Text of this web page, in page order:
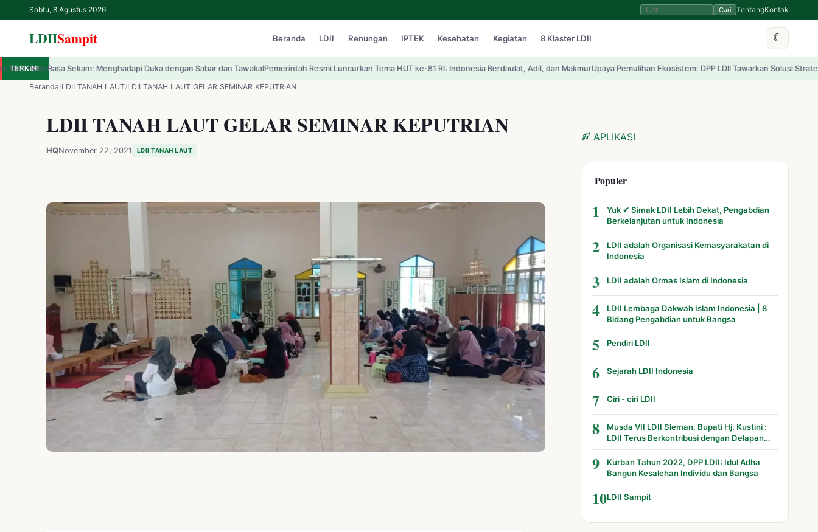
Sabtu, 8 Agustus 2026 Cari TentangKontak
LDIISampit Beranda LDII Renungan IPTEK Kesehatan Kegiatan 8 Klaster LDII ☾
LDIISampit ✕
Beranda
LDII
Kegiatan
Pengumuman
TERKINI
Menghadapi Duka dengan Sabar dan TawakalPemerintah Resmi Luncurkan Tema HUT ke-81 RI: Indonesia Berdaulat, Adil, dan MakmurUpaya Pemulihan Ekosistem: DPP LDII Tawarkan Solusi Strategis bagi Hutan
Beranda/LDII TANAH LAUT/LDII TANAH LAUT GELAR SEMINAR KEPUTRIAN
LDII TANAH LAUT GELAR SEMINAR KEPUTRIAN
HQNovember 22, 2021 LDII TANAH LAUT
APLIKASI
Populer
1
Yuk ✔ Simak LDII Lebih Dekat, Pengabdian
Berkelanjutan untuk Indonesia
2
LDII adalah Organisasi Kemasyarakatan di
Indonesia
3 LDII adalah Ormas Islam di Indonesia
4
LDII Lembaga Dakwah Islam Indonesia | 8
Bidang Pengabdian untuk Bangsa
5 Pendiri LDII
6 Sejarah LDII Indonesia
7 Ciri - ciri LDII
8
Musda VII LDII Sleman, Bupati Hj. Kustini :
LDII Terus Berkontribusi dengan Delapan
Bidang
9
Kurban Tahun 2022, DPP LDII: Idul Adha
Bangun Kesalehan Individu dan Bangsa
10LDII Sampit